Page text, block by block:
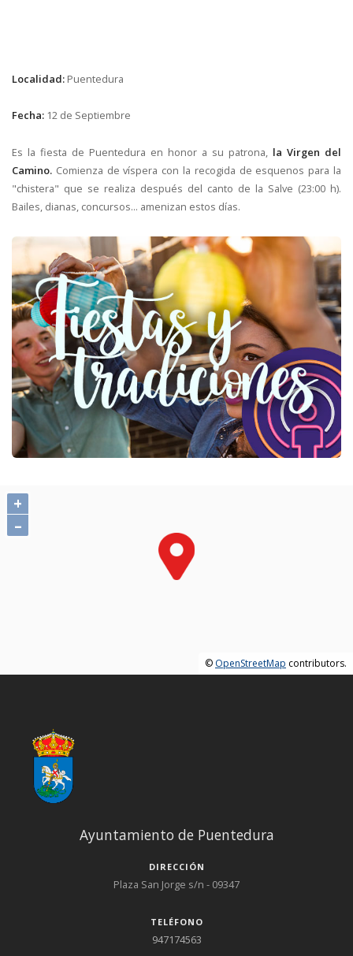
Localidad: Puentedura
Fecha: 12 de Septiembre
Es la fiesta de Puentedura en honor a su patrona, la Virgen del
Camino. Comienza de víspera con la recogida de esquenos para la
"chistera" que se realiza después del canto de la Salve (23:00 h).
Bailes, dianas, concursos... amenizan estos días.
+
–
© OpenStreetMap contributors.
Ayuntamiento de Puentedura
DIRECCIÓN
Plaza San Jorge s/n - 09347
TELÉFONO
947174563